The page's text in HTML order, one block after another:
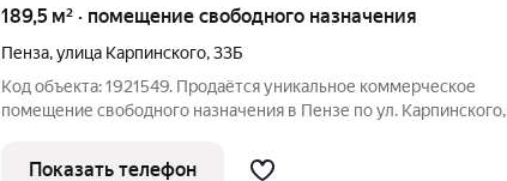
189,5 м² · помещение свободного назначения
Пенза,улица Карпинского,33Б
Код объекта: 1921549. Продаётся уникальное коммерческое
помещение свободного назначения в Пензе по ул. Карпинского,
бизнеса! В настоящее время здесь находится тренажерный зал,
Показать телефон